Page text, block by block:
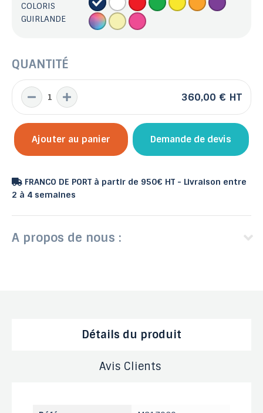
COLORIS
GUIRLANDE
QUANTITÉ
360,00 € HT
Ajouter au panier Demande de devis
FRANCO DE PORT à partir de 950€ HT - Livraison entre
2 à 4 semaines
A propos de nous :
Détails du produit
Avis Clients